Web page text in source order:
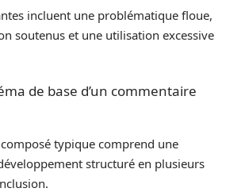
incluent une problématique floue,
soutenus et une utilisation excessive
de base d’un commentaire
typique comprend une
structuré en plusieurs